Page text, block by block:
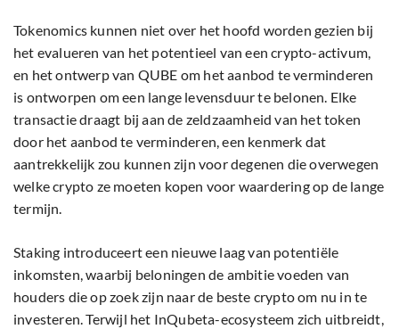
Tokenomics kunnen niet over het hoofd worden gezien bij
het evalueren van het potentieel van een crypto-activum,
en het ontwerp van QUBE om het aanbod te verminderen
is ontworpen om een lange levensduur te belonen. Elke
transactie draagt bij aan de zeldzaamheid van het token
door het aanbod te verminderen, een kenmerk dat
aantrekkelijk zou kunnen zijn voor degenen die overwegen
welke crypto ze moeten kopen voor waardering op de lange
termijn.
Staking introduceert een nieuwe laag van potentiële
inkomsten, waarbij beloningen de ambitie voeden van
houders die op zoek zijn naar de beste crypto om nu in te
investeren. Terwijl het InQubeta-ecosysteem zich uitbreidt,